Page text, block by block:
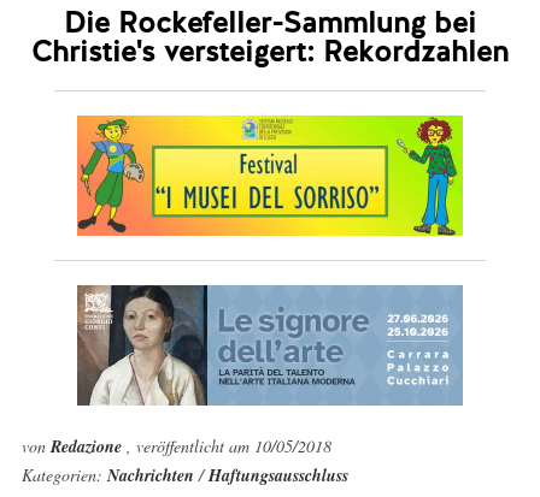
Die Rockefeller-Sammlung bei
Christie's versteigert: Rekordzahlen
vonRedazione , veröffentlicht am 10/05/2018
Kategorien:Nachrichten/Haftungsausschluss